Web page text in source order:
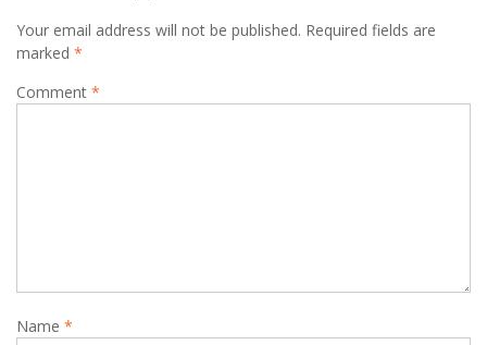
Your email address will not be published. Required fields are
marked *
Comment *
Name *